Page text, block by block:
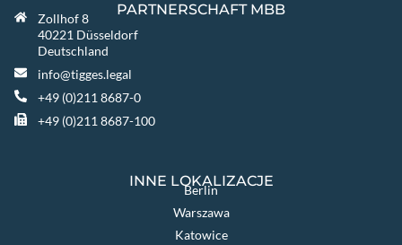
PARTNERSCHAFT MBB
Zollhof 8
40221 Düsseldorf
Deutschland
info@tigges.legal
+49 (0)211 8687-0
+49 (0)211 8687-100
INNE LOKALIZACJE
Berlin
Warszawa
Katowice